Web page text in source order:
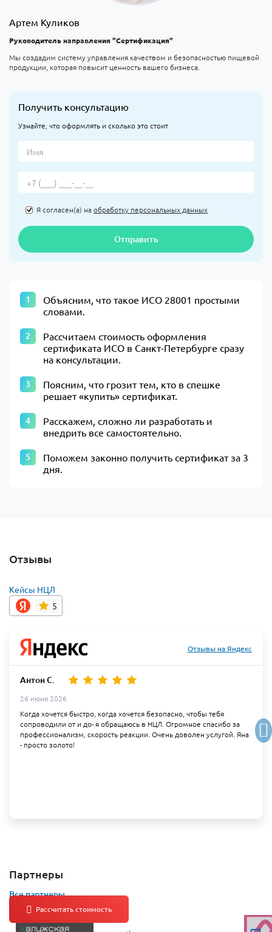
Артем Куликов
Руководитель направления "Сертификация"
Мы создадим систему управления качеством и безопасностью пищевой
продукции, которая повысит ценность вашего бизнеса.
Получить консультацию
Узнайте, что оформлять и сколько это стоит
Я согласен(а) наобработку персональных данных
Отправить
Объясним, что такое ИСО 28001 простыми
словами.
Рассчитаем стоимость оформления
сертификата ИСО в Санкт-Петербурге сразу
на консультации.
Поясним, что грозит тем, кто в спешке
решает «купить» сертификат.
Расскажем, сложно ли разработать и
внедрить все самостоятельно.
Поможем законно получить сертификат за 3
дня.
Отзывы
Кейсы НЦЛ
5
Отзывы на Яндекс
Антон С.
26 июня 2026
Когда хочется быстро, когда хочется безопасно, чтобы тебя
сопроводили от и до- я обращаюсь в НЦЛ. Огромное спасибо за
профессионализм, скорость реакции. Очень доволен услугой. Яна
- просто золото!
Партнеры
Все партнеры